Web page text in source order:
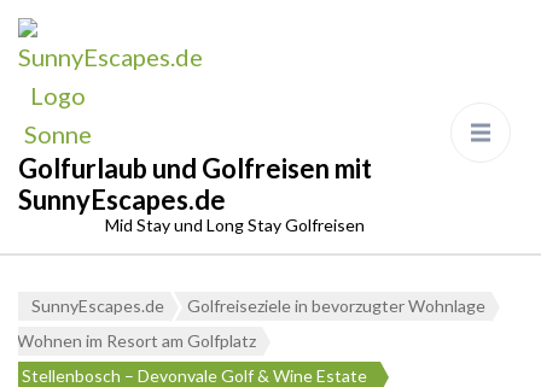
Golfurlaub und Golfreisen mit
SunnyEscapes.de
Mid Stay und Long Stay Golfreisen
SunnyEscapes.de
Golfreiseziele in bevorzugter Wohnlage
Wohnen im Resort am Golfplatz
Stellenbosch – Devonvale Golf & Wine Estate